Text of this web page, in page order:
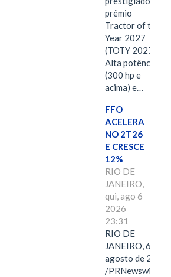
prêmio
Tractor of the
Year 2027
(TOTY 2027:
Alta potência
(300 hp e
acima) e…
FFO
ACELERA
NO 2T26
E CRESCE
12%
RIO DE
JANEIRO,
qui, ago 6
2026
23:31
RIO DE
JANEIRO, 6 de
agosto de 2026
/PRNewswire/ -